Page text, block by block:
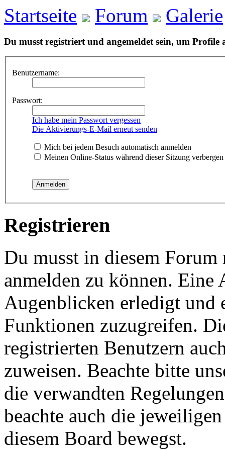
Startseite Forum Galerie
Du musst registriert und angemeldet sein, um Profile
Benutzername:
Passwort:
Ich habe mein Passwort vergessen
Die Aktivierungs-E-Mail erneut senden
Mich bei jedem Besuch automatisch anmelden
Meinen Online-Status während dieser Sitzung verbergen
Registrieren
Du musst in diesem
anmelden zu können.
Augenblicken erledigt und
Funktionen zuzugreifen.
registrierten Benutzern
zuweisen. Beachte bitte
die verwandten
beachte auch die
diesem Board bewegst.